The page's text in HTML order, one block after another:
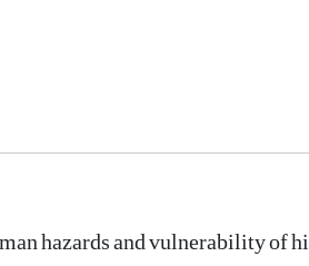
hazards and vulnerability of